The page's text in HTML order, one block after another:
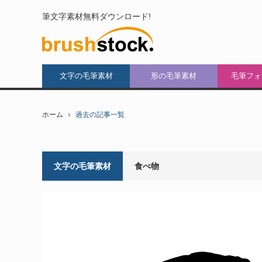
筆文字素材無料ダウンロード!
文字の毛筆素材 形の毛筆素材 毛筆フ
ホーム 過去の記事一覧
文字の毛筆素材 食べ物